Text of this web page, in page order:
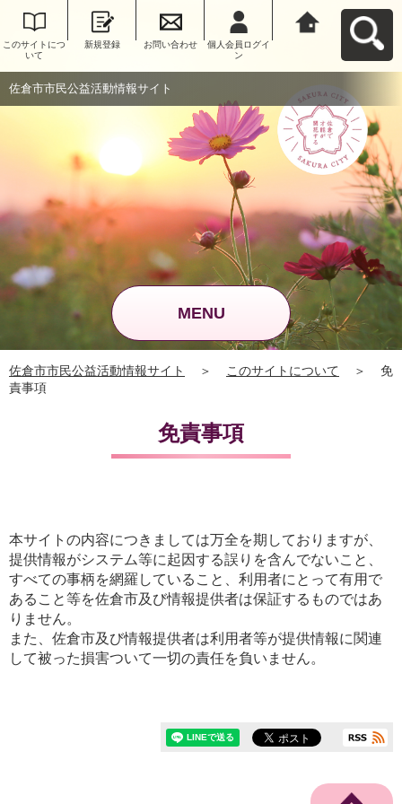
このサイトにつ
いて
新規登録 お問い合わせ
個人会員ログイ
ン
佐倉市市民公益活動情報サイト
MENU
佐倉市市民公益活動情報サイト ＞ このサイトについて ＞
免
責事項
免責事項
本サイトの内容につきましては万全を期しておりますが、
提供情報がシステム等に起因する誤りを含んでないこと、
すべての事柄を網羅していること、利用者にとって有用で
あること等を佐倉市及び情報提供者は保証するものではあ
りません。
また、佐倉市及び情報提供者は利用者等が提供情報に関連
して被った損害ついて一切の責任を負いません。